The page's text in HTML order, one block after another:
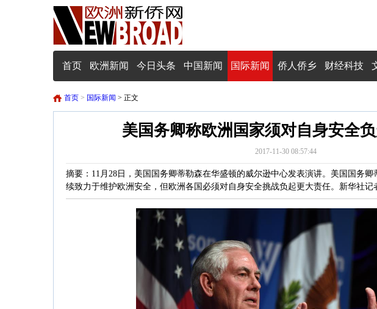
首页 欧洲新闻 今日头条 中国新闻 国际新闻 侨人侨乡 财经科技
首页 > 国际新闻 > 正文
美国务卿称欧洲国家须对自身安全
2017-11-30 08:57:44
摘要：11月28日，美国国务卿蒂勒森在华盛顿的威尔逊中心发表演讲。美国国务
续致力于维护欧洲安全，但欧洲各国必须对自身安全挑战负起更大责任。新华社记